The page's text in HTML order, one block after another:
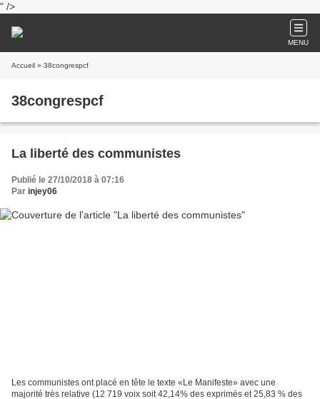
" />
MENU
Accueil » 38congrespcf
38congrespcf
La liberté des communistes
Publié le 27/10/2018 à 07:16
Par injey06
Les communistes ont placé en tête le texte «Le Manifeste» avec une
majorité très relative (12 719 voix soit 42,14% des exprimés et 25,83 % des